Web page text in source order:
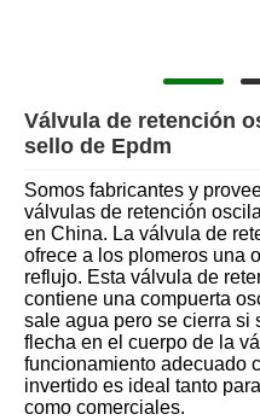
Válvula de retención
sello de Epdm
Somos fabricantes y
válvulas de retención
en China. La válvula de
ofrece a los plomeros una
reflujo. Esta válvula de
contiene una compuerta
sale agua pero se cierra si
flecha en el cuerpo de la
funcionamiento adecuado
invertido es ideal tanto
como comerciales.